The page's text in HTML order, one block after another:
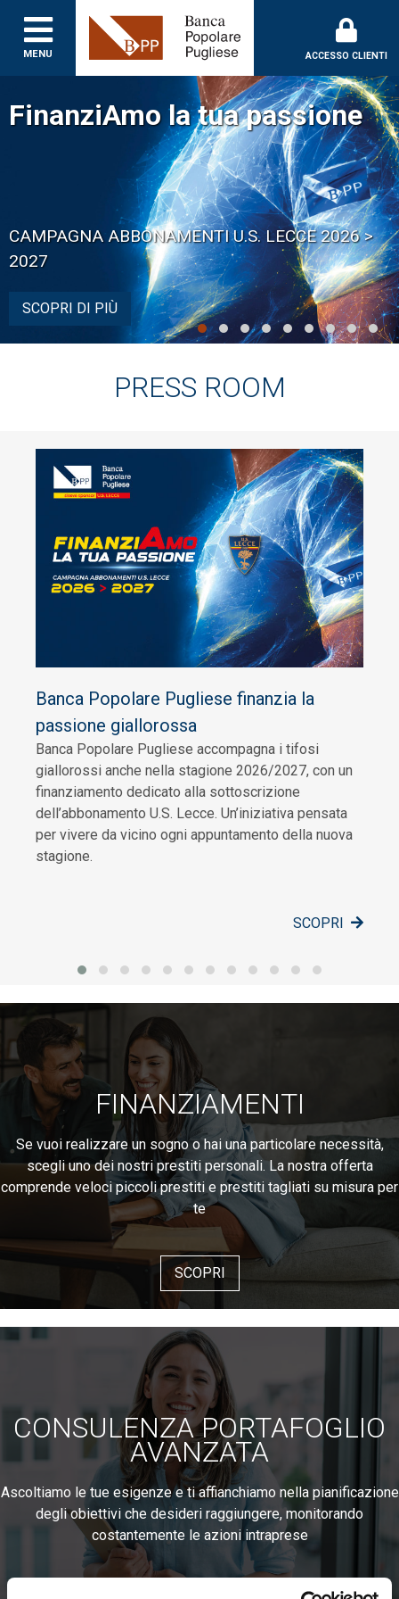
MENU
Banca Popolare
ACCESSO CLIENTI
FinanziAmo la tua passione
CAMPAGNA ABBONAMENTI U.S. LECCE 2026 >
2027
SCOPRI DI PIÙ
PRESS ROOM
Banca Popolare Pugliese finanzia la
passione giallorossa
Banca Popolare Pugliese accompagna i tifosi
giallorossi anche nella stagione 2026/2027, con un
finanziamento dedicato alla sottoscrizione
dell’abbonamento U.S. Lecce. Un’iniziativa pensata
per vivere da vicino ogni appuntamento della nuova
stagione.
SCOPRI
FINANZIAMENTI
Se vuoi realizzare un sogno o hai una particolare necessità,
scegli uno dei nostri prestiti personali. La nostra offerta
comprende veloci piccoli prestiti e prestiti tagliati su misura per
te
SCOPRI
CONSULENZA PORTAFOGLIO
AVANZATA
Ascoltiamo le tue esigenze e ti affianchiamo nella pianificazione
degli obiettivi che desideri raggiungere, monitorando
costantemente le azioni intraprese